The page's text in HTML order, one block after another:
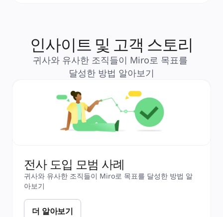
인사이트 및 고객 스토리
귀사와 유사한 조직들이 Miro로 목표를
달성한 방법 알아보기
전사 도입 모범 사례
귀사와 유사한 조직들이 Miro로 목표를 달성한 방법 알
아보기
더 알아보기